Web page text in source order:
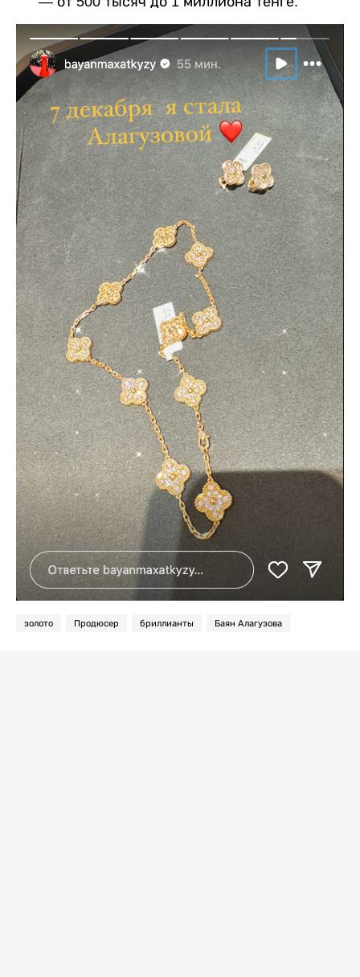
золото Продюсер бриллианты Баян Алагузова